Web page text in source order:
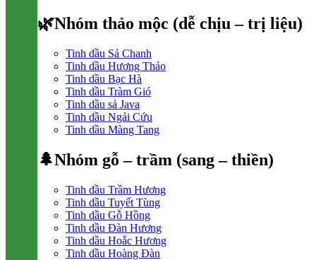
🌿Nhóm thảo mộc (dễ chịu – trị liệu)
Tinh dầu Sả Chanh
Tinh dầu Hương Thảo
Tinh dầu Bạc Hà
Tinh dầu Tràm Gió
Tinh dầu sả Java
Tinh dầu Ngải Cứu
Tinh dầu Màng Tang
🌲Nhóm gỗ – trầm (sang – thiền)
Tinh dầu Trầm Hương
Tinh dầu Tuyết Tùng
Tinh dầu Gỗ Hồng
Tinh dầu Đàn Hương
Tinh dầu Hoắc Hương
Tinh dầu Hoàng Đàn